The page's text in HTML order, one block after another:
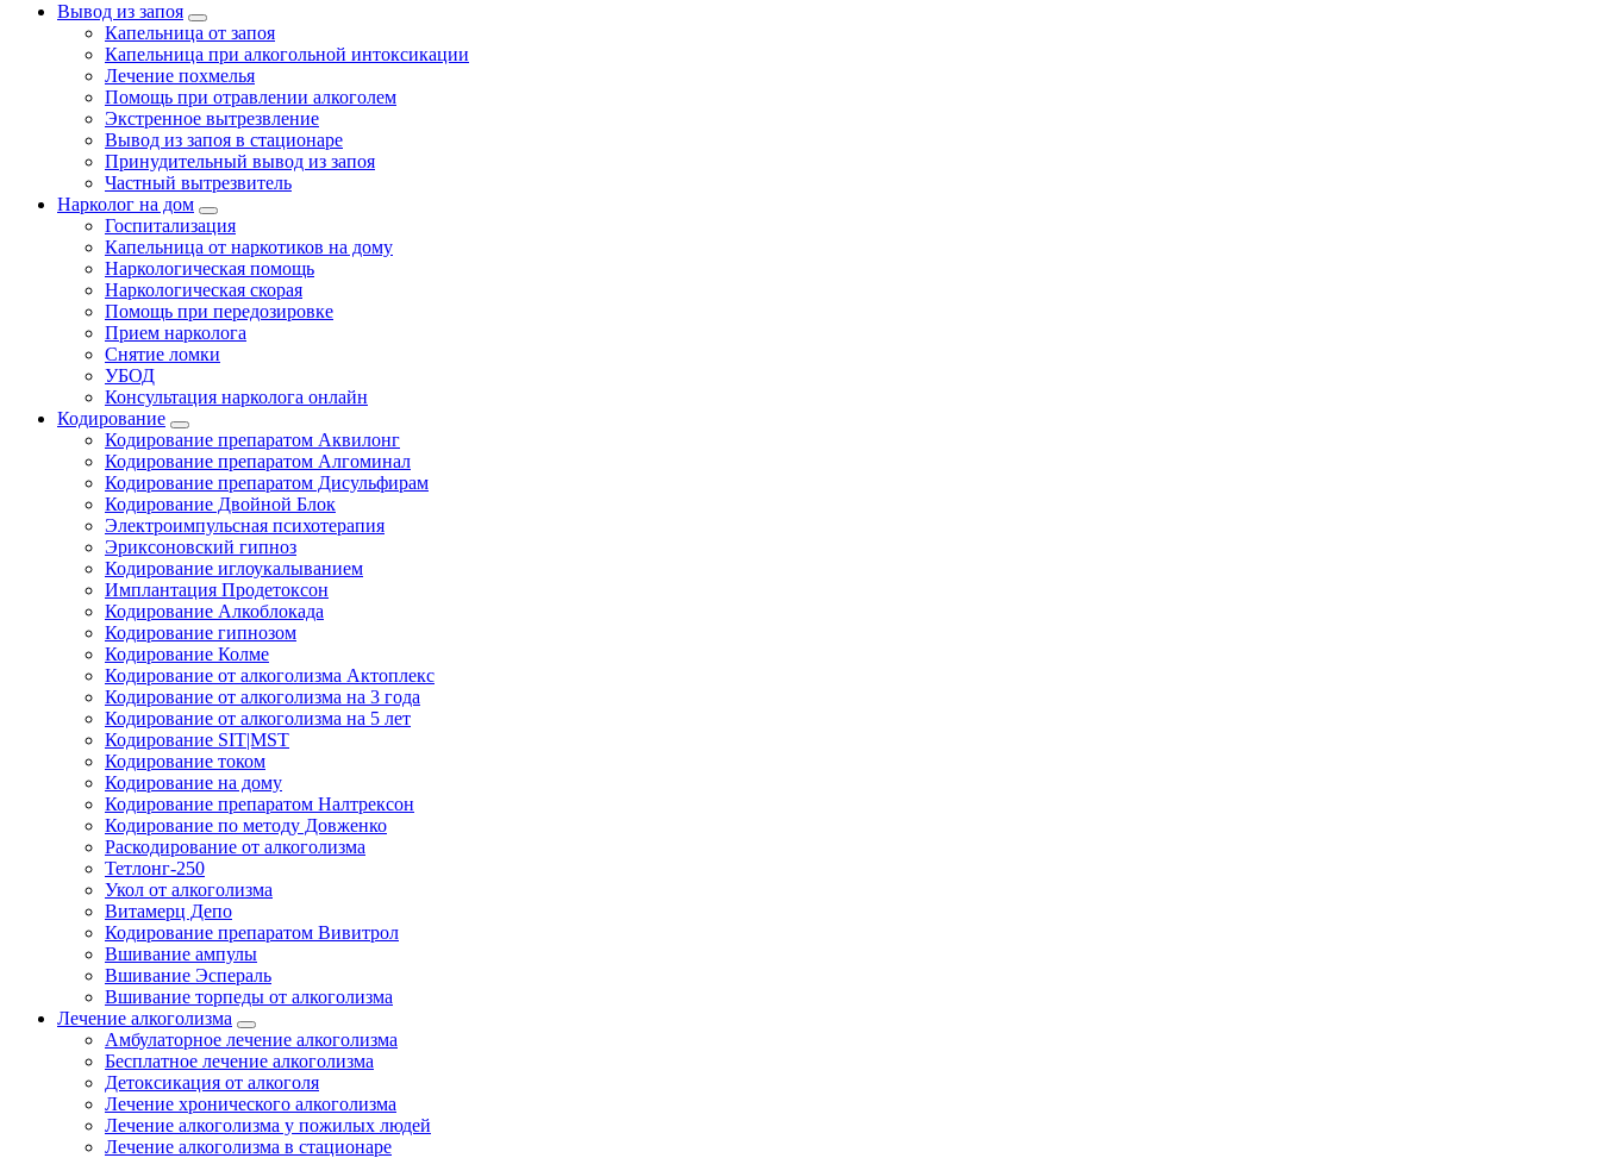
Вывод из запоя
Капельница от запоя
Капельница при алкогольной интоксикации
Лечение похмелья
Помощь при отравлении алкоголем
Экстренное вытрезвление
Вывод из запоя в стационаре
Принудительный вывод из запоя
Частный вытрезвитель
Нарколог на дом
Госпитализация
Капельница от наркотиков на дому
Наркологическая помощь
Наркологическая скорая
Помощь при передозировке
Прием нарколога
Снятие ломки
УБОД
Консультация нарколога онлайн
Кодирование
Кодирование препаратом Аквилонг
Кодирование препаратом Алгоминал
Кодирование препаратом Дисульфирам
Кодирование Двойной Блок
Электроимпульсная психотерапия
Эриксоновский гипноз
Кодирование иглоукалыванием
Имплантация Продетоксон
Кодирование Алкоблокада
Кодирование гипнозом
Кодирование Колме
Кодирование от алкоголизма Актоплекс
Кодирование от алкоголизма на 3 года
Кодирование от алкоголизма на 5 лет
Кодирование SIT|MST
Кодирование током
Кодирование на дому
Кодирование препаратом Налтрексон
Кодирование по методу Довженко
Раскодирование от алкоголизма
Тетлонг-250
Укол от алкоголизма
Витамерц Депо
Кодирование препаратом Вивитрол
Вшивание ампулы
Вшивание Эспераль
Вшивание торпеды от алкоголизма
Лечение алкоголизма
Амбулаторное лечение алкоголизма
Бесплатное лечение алкоголизма
Детоксикация от алкоголя
Лечение хронического алкоголизма
Лечение алкоголизма у пожилых людей
Лечение алкоголизма в стационаре